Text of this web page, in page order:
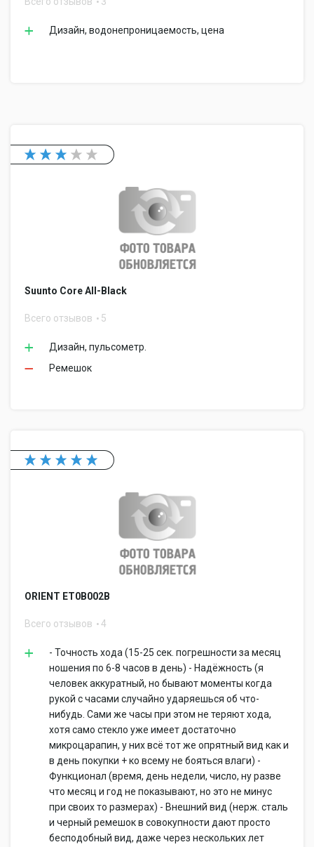
Дизайн, водонепроницаемость, цена
Suunto Core All-Black
Всего отзывов 5
Дизайн, пульсометр.
Ремешок
ORIENT ET0B002B
Всего отзывов 4
- Точность хода (15-25 сек. погрешности за месяц
ношения по 6-8 часов в день) - Надёжность (я
человек аккуратный, но бывают моменты когда
рукой с часами случайно ударяешься об что-
нибудь. Сами же часы при этом не теряют хода,
хотя само стекло уже имеет достаточно
микроцарапин, у них всё тот же опрятный вид как и
в день покупки + ко всему не бояться влаги) -
Функционал (время, день недели, число, ну разве
что месяц и год не показывают, но это не минус
при своих то размерах) - Внешний вид (нерж. сталь
и черный ремешок в совокупности дают просто
бесподобный вид, даже через нескольких лет